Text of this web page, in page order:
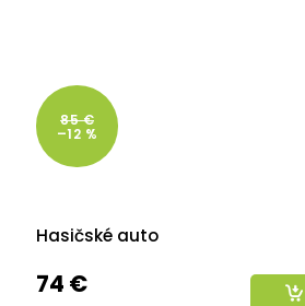
85 €
–12 %
Hasičské auto
74 €